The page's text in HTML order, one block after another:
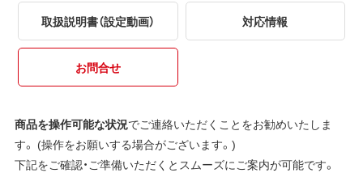
取扱説明書（設定動画） 対応情報
お問合せ
商品を操作可能な状況でご連絡いただくことをお勧めいたしま
す。 (操作をお願いする場合がございます。)
下記をご確認・ご準備いただくとスムーズにご案内が可能です。